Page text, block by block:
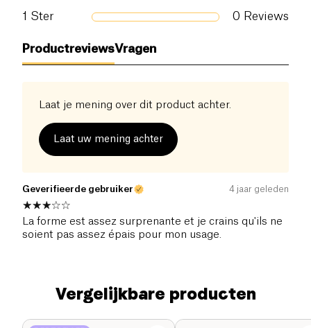
1 Ster 0 Reviews
ProductreviewsVragen
Laat je mening over dit product achter.
Laat uw mening achter
Geverifieerde gebruiker 4 jaar geleden
La forme est assez surprenante et je crains qu'ils ne
soient pas assez épais pour mon usage.
Vergelijkbare producten